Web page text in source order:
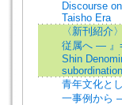
Discourse
Taisho Era
〈新刊紹介
従属へ ― 』
Shin
subordination
青年文化と
一事例から